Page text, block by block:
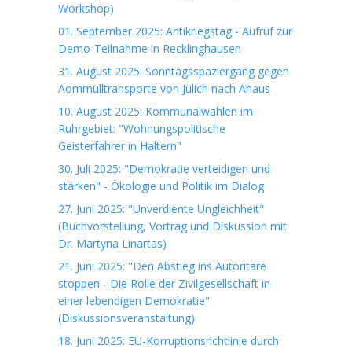
Workshop)
01. September 2025: Antikriegstag - Aufruf zur
Demo-Teilnahme in Recklinghausen
31. August 2025: Sonntagsspaziergang gegen
Aommülltransporte von Jülich nach Ahaus
10. August 2025: Kommunalwahlen im
Ruhrgebiet: "Wohnungspolitische
Geisterfahrer in Haltern"
30. Juli 2025: "Demokratie verteidigen und
stärken" - Ökologie und Politik im Dialog
27. Juni 2025: "Unverdiente Ungleichheit"
(Buchvorstellung, Vortrag und Diskussion mit
Dr. Martyna Linartas)
21. Juni 2025: "Den Abstieg ins Autoritäre
stoppen - Die Rolle der Zivilgesellschaft in
einer lebendigen Demokratie"
(Diskussionsveranstaltung)
18. Juni 2025: EU-Korruptionsrichtlinie durch